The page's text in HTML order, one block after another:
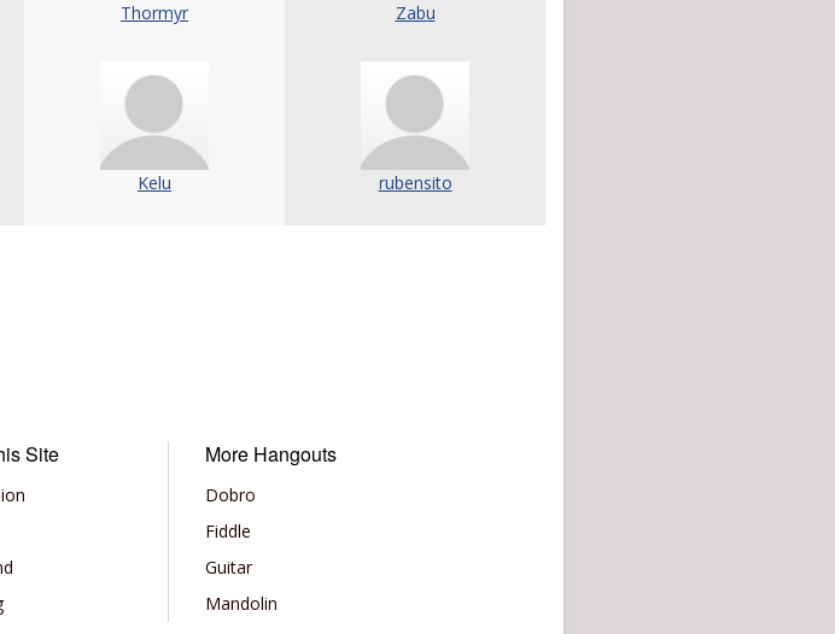
Thormyr Zabu
Kelu rubensito
Site More Hangouts
Dobro
Fiddle
Guitar
Mandolin